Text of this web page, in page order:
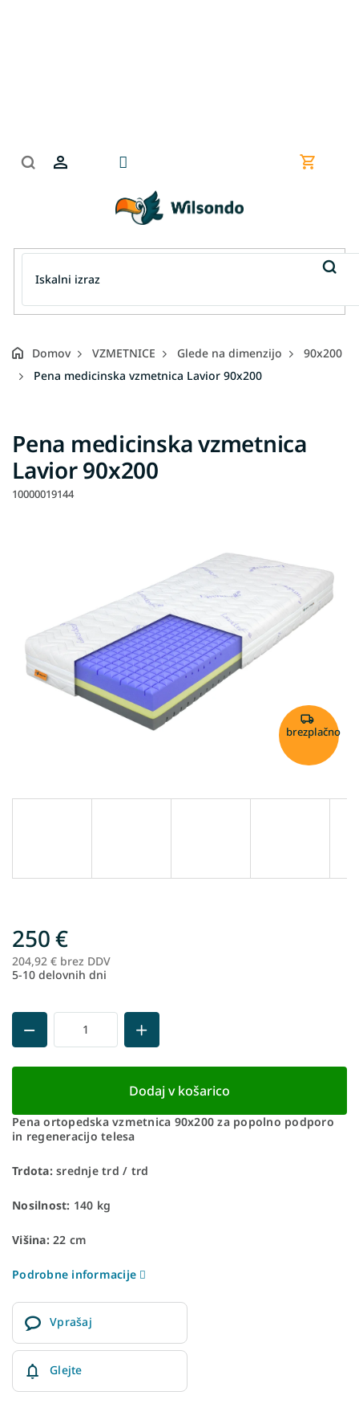
Domov VZMETNICE Glede na dimenzijo
90x200
Pena medicinska vzmetnica Lavior 90x200
Pena medicinska vzmetnica
Lavior 90x200
10000019144
brezplačno
250 €
204,92 € brez DDV
5-10 delovnih dni
Dodaj v košarico
Pena ortopedska vzmetnica 90x200 za popolno podporo
in regeneracijo telesa
Trdota:srednje trd / trd
Nosilnost: 140 kg
Višina:22 cm
Podrobne informacije
Vprašaj
Glejte